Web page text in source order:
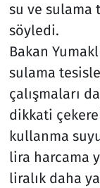
su ve sulama
söyledi.
Bakan
sulama
çalışmaları
dikkati
kullanma
lira harcama
liralık daha